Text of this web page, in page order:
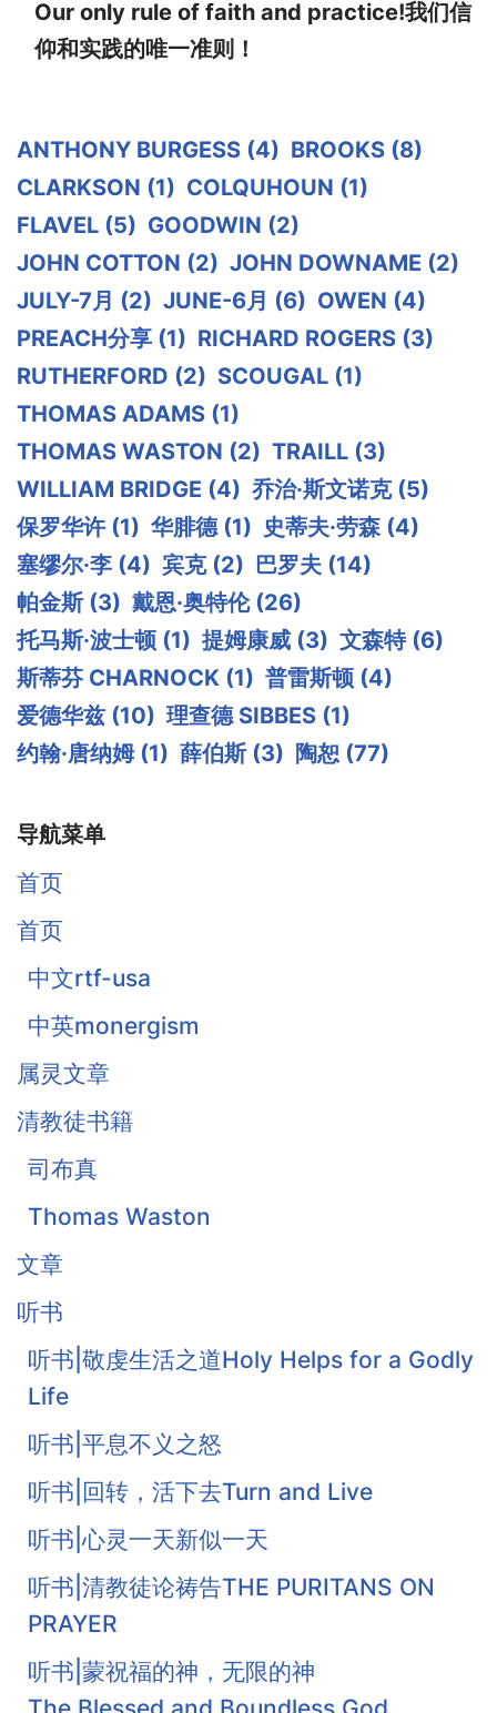
Our only rule of faith and practice!我们信
仰和实践的唯一准则！
ANTHONY BURGESS (4) BROOKS (8)
CLARKSON (1) COLQUHOUN (1)
FLAVEL (5) GOODWIN (2)
JOHN COTTON (2) JOHN DOWNAME (2)
JULY-7月 (2) JUNE-6月 (6) OWEN (4)
PREACH分享 (1) RICHARD ROGERS (3)
RUTHERFORD (2) SCOUGAL (1)
THOMAS ADAMS (1)
THOMAS WASTON (2) TRAILL (3)
WILLIAM BRIDGE (4) 乔治·斯文诺克 (5)
保罗华许 (1) 华腓德 (1) 史蒂夫·劳森 (4)
塞缪尔·李 (4) 宾克 (2) 巴罗夫 (14)
帕金斯 (3) 戴恩·奥特伦 (26)
托马斯·波士顿 (1) 提姆康威 (3) 文森特 (6)
斯蒂芬 CHARNOCK (1) 普雷斯顿 (4)
爱德华兹 (10) 理查德 SIBBES (1)
约翰·唐纳姆 (1) 薛伯斯 (3) 陶恕 (77)
导航菜单
首页
首页
中文rtf-usa
中英monergism
属灵文章
清教徒书籍
司布真
Thomas Waston
文章
听书
听书|敬虔生活之道Holy Helps for a Godly
Life
听书|平息不义之怒
听书|回转，活下去Turn and Live
听书|心灵一天新似一天
听书|清教徒论祷告THE PURITANS ON
PRAYER
听书|蒙祝福的神，无限的神